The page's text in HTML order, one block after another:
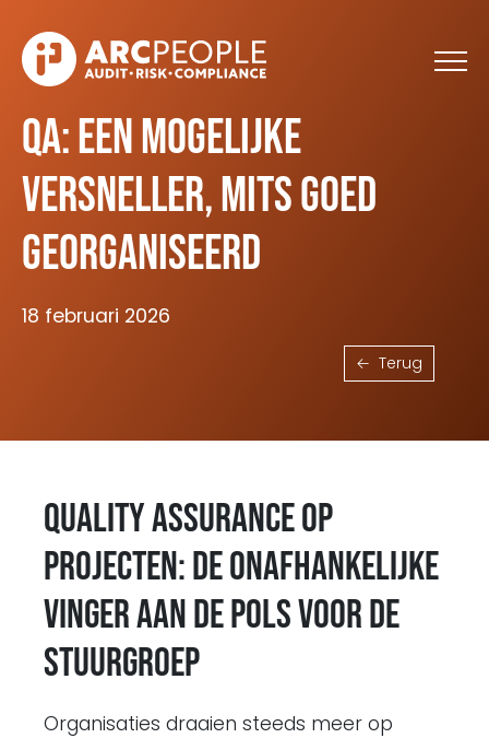
QA: een mogelijke
versneller, mits goed
georganiseerd
18 februari 2026
Terug
Quality Assurance op
projecten: de onafhankelijke
vinger aan de pols voor de
stuurgroep
Organisaties draaien steeds meer op